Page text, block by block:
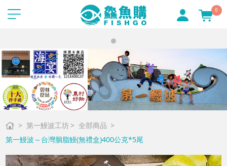
0
第一鰻波工坊
全部商品
第一鰻波～台灣胭脂鰻(無禮盒)400公克*5尾